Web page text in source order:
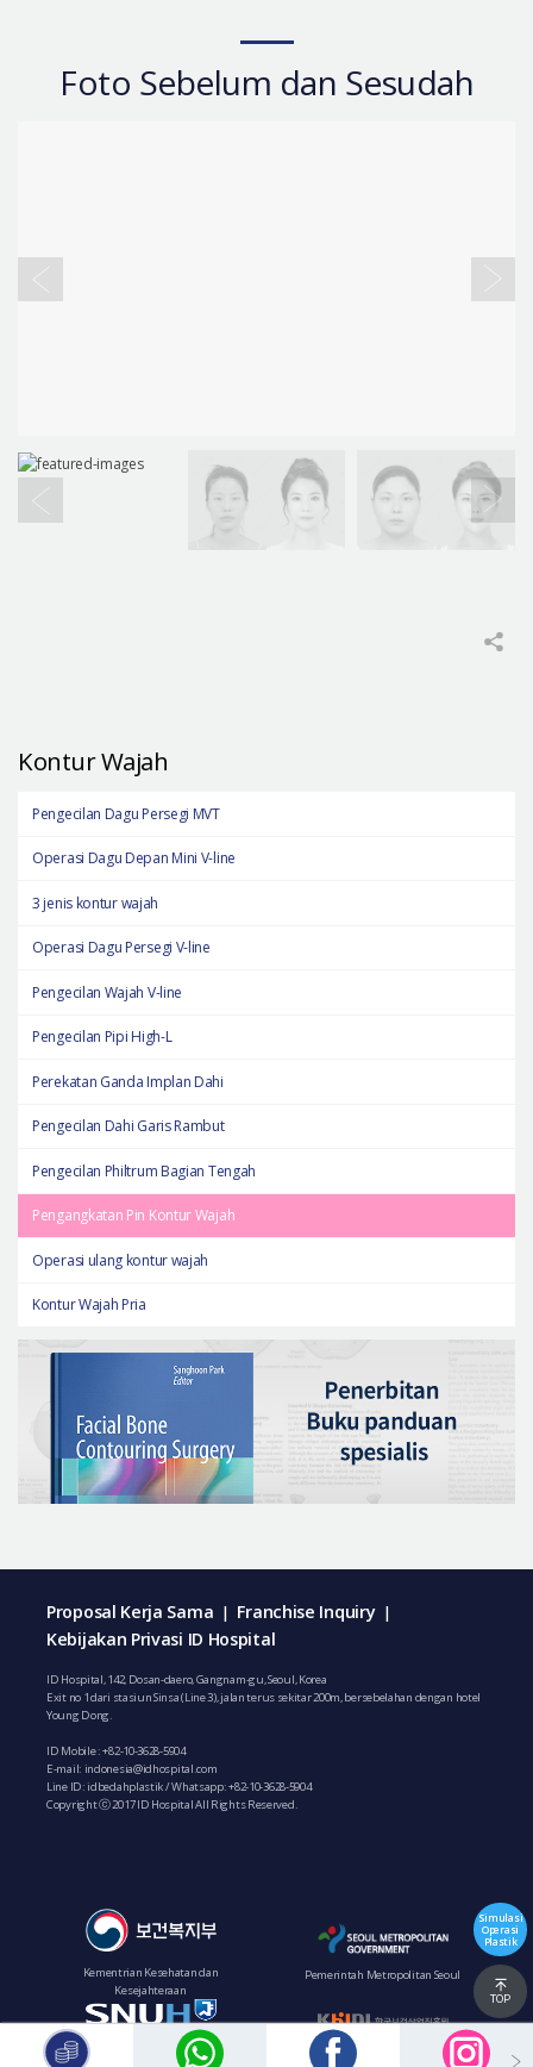
Foto Sebelum dan Sesudah
Kontur Wajah
Pengecilan Dagu Persegi MVT
Operasi Dagu Depan Mini V-line
3 jenis kontur wajah
Operasi Dagu Persegi V-line
Pengecilan Wajah V-line
Pengecilan Pipi High-L
Perekatan Ganda Implan Dahi
Pengecilan Dahi Garis Rambut
Pengecilan Philtrum Bagian Tengah
Pengangkatan Pin Kontur Wajah
Operasi ulang kontur wajah
Kontur Wajah Pria
Proposal Kerja Sama | Franchise Inquiry |
Kebijakan Privasi ID Hospital
ID Hospital, 142, Dosan-daero, Gangnam-gu, Seoul, Korea
Exit no 1 dari stasiun Sinsa (Line 3), jalan terus sekitar 200m, bersebelahan dengan hotel
Young Dong.
ID Mobile :+82-10-3628-5904
E-mail: indonesia@idhospital.com
Line ID: idbedahplastik / Whatsapp:+82-10-3628-5904
Copyright ⓒ 2017 ID Hospital All Rights Reserved.
Kementrian Kesehatan dan
Kesejahteraan
Pemerintah Metropolitan Seoul
Rumah Sakit Bundang Seoul National
Institut Pengembangan Industri
Simulasi
Operasi
Plastik
TOP